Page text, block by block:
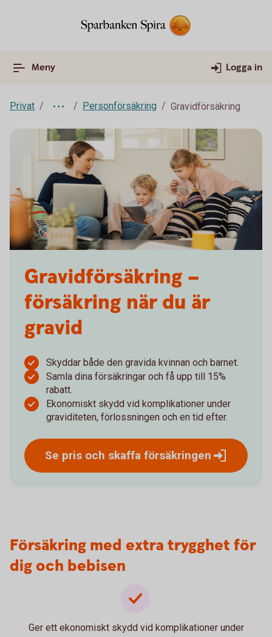
Meny Logga in
Privat Personförsäkring Gravidförsäkring
Gravid­försäkring –
försäkring när du är
gravid
Skyddar både den gravida kvinnan och barnet.
Samla dina försäkringar och få upp till 15%
rabatt.
Ekonomiskt skydd vid komplikationer under
graviditeten, förlossningen och en tid efter.
Se pris och skaffa försäkringen
Försäkring med extra trygghet för
dig och bebisen
Ger ett ekonomiskt skydd vid komplikationer under